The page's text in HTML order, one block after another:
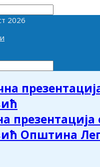
2026
Општина